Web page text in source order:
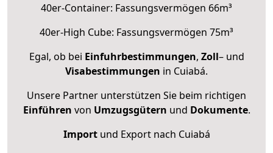
40er-Container: Fassungsvermögen 66m³
40er-High Cube: Fassungsvermögen 75m³
Egal, ob bei Einfuhrbestimmungen, Zoll– und
Visabestimmungen in Cuiabá.
Unsere Partner unterstützen Sie beim richtigen
Einführen von Umzugsgütern und Dokumente.
Importund Export nach Cuiabá